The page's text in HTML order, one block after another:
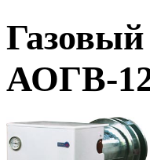
АОГВ-